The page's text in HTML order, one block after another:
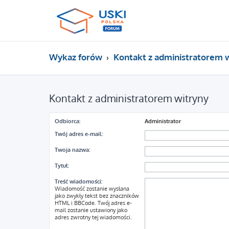
Wykaz forów Kontakt z administratorem
Kontakt z administratorem witryny
Odbiorca:
Administrator
Twój adres e-mail:
Twoja nazwa:
Tytuł:
Treść wiadomości:
Wiadomość zostanie wysłana
jako zwykły tekst bez znaczników
HTML i BBCode. Twój adres e-
mail zostanie ustawiony jako
adres zwrotny tej wiadomości.